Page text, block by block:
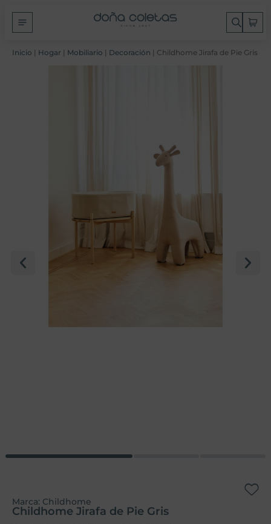
Inicio | Hogar | Mobiliario | Decoración | Childhome Jirafa de Pie Gris
Marca: Childhome
Childhome Jirafa de Pie Gris